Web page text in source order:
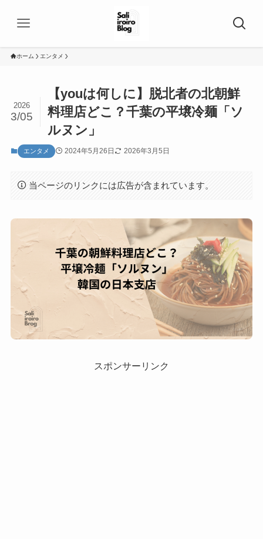
ホーム エンタメ
【youは何しに】脱北者の北朝鮮
料理店どこ？千葉の平壌冷麺「ソ
ルヌン」
2026
3/05
エンタメ 2024年5月26日 2026年3月5日
当ページのリンクには広告が含まれています。
スポンサーリンク